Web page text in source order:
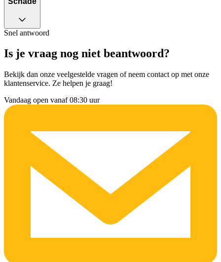
Snel antwoord
Is je vraag nog niet beantwoord?
Bekijk dan onze veelgestelde vragen of neem contact op met onze
klantenservice. Ze helpen je graag!
Vandaag open vanaf 08:30 uur